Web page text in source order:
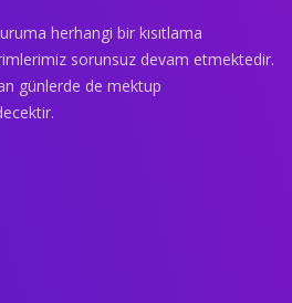
herhangi bir kısıtlama
sorunsuz devam etmektedir.
günlerde de mektup